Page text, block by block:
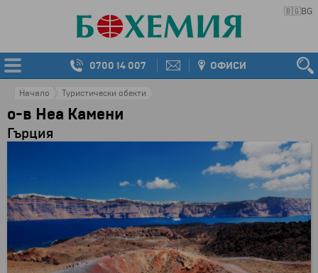
🇧🇬BG
0700 14 007 ОФИСИ
Начало Туристически обекти
о-в Неа Камени
Гърция